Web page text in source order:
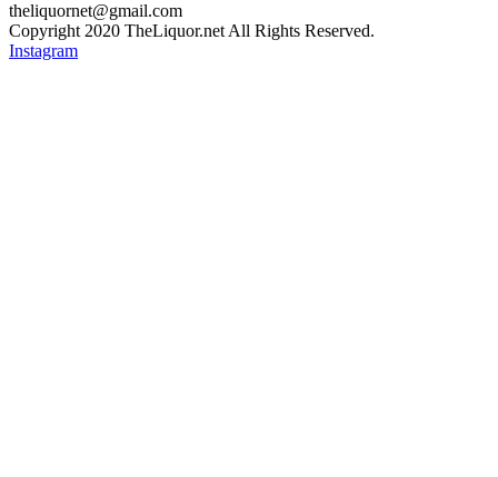
theliquornet@gmail.com
Copyright 2020 TheLiquor.net All Rights Reserved.
Instagram